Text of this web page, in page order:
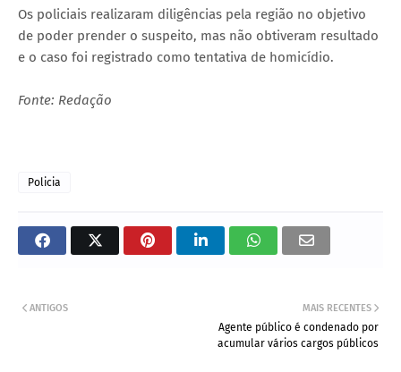
Os policiais realizaram diligências pela região no objetivo
de poder prender o suspeito, mas não obtiveram resultado
e o caso foi registrado como tentativa de homicídio.
Fonte: Redação
Policia
MAIS RECENTES
Agente público é condenado por
acumular vários cargos públicos
ANTIGOS